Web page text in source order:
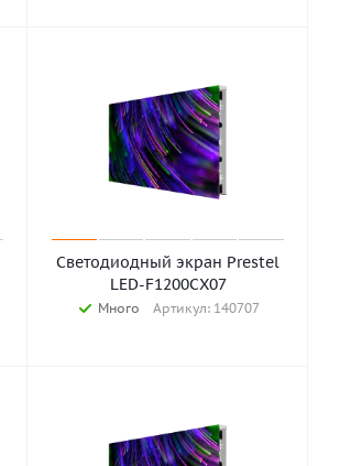
Светодиодный экран Prestel
LED-F1200СX07
Много Артикул: 140707